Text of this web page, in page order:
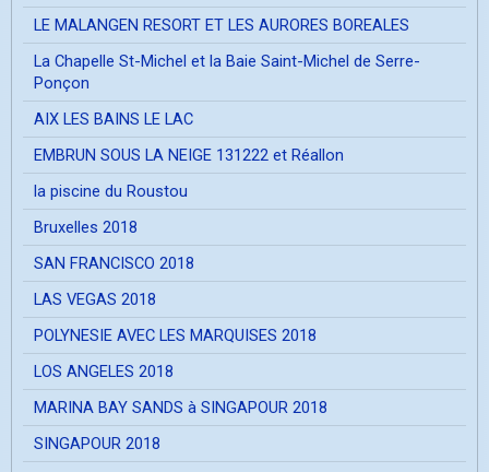
LE MALANGEN RESORT ET LES AURORES BOREALES
La Chapelle St-Michel et la Baie Saint-Michel de Serre-
Ponçon
AIX LES BAINS LE LAC
EMBRUN SOUS LA NEIGE 131222 et Réallon
la piscine du Roustou
Bruxelles 2018
SAN FRANCISCO 2018
LAS VEGAS 2018
POLYNESIE AVEC LES MARQUISES 2018
LOS ANGELES 2018
MARINA BAY SANDS à SINGAPOUR 2018
SINGAPOUR 2018